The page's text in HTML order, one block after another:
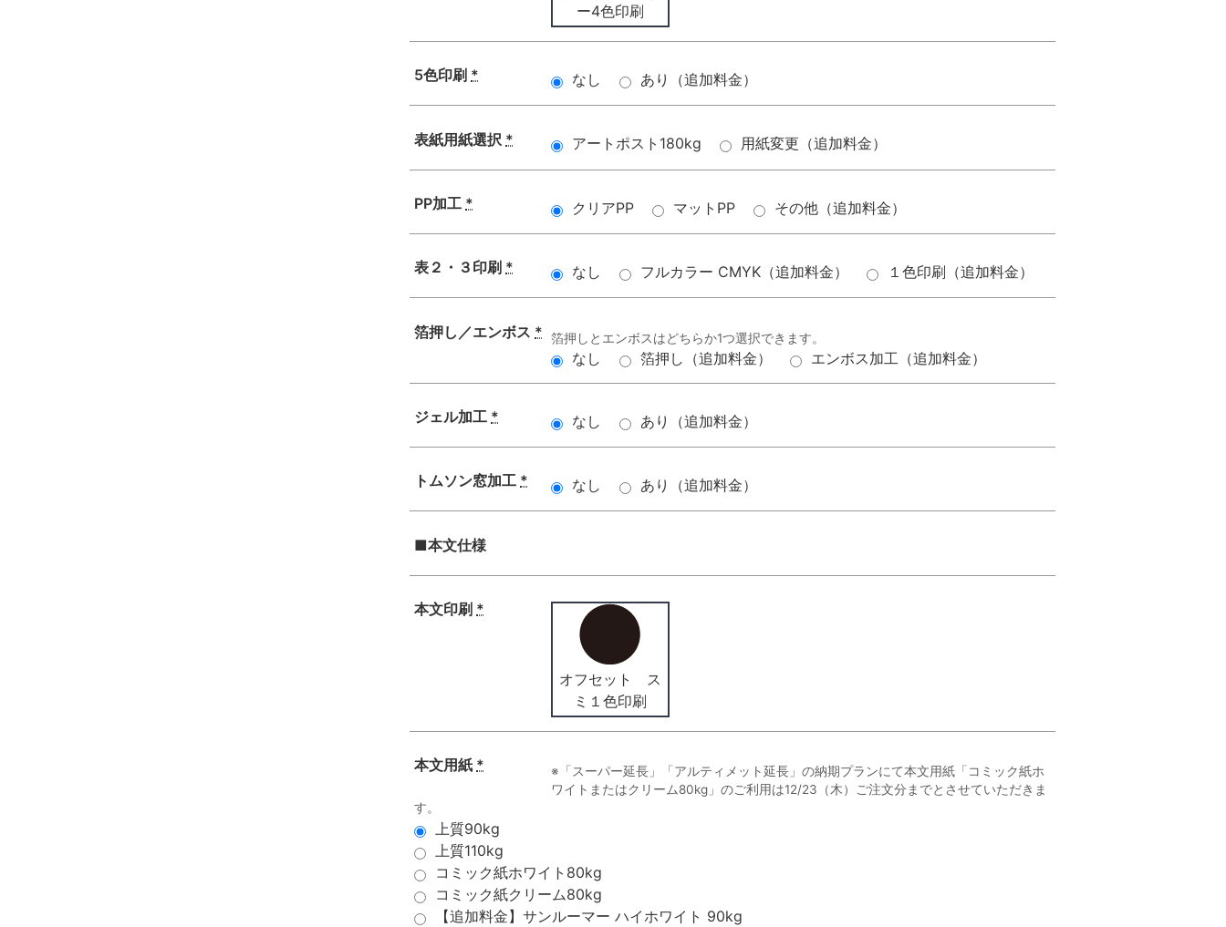
ー4色印刷
5色印刷 * なし あり（追加料金）
表紙用紙選択 * アートポスト180kg 用紙変更（追加料金）
PP加工 * クリアPP マットPP その他（追加料金）
表２・３印刷 * なし フルカラー CMYK（追加料金） １色印刷（追加料金）
箔押し／エンボス * 箔押しとエンボスはどちらか1つ選択できます。
なし 箔押し（追加料金） エンボス加工（追加料金）
ジェル加工 * なし あり（追加料金）
トムソン窓加工 * なし あり（追加料金）
■本文仕様
本文印刷 *
オフセット ス
ミ１色印刷
本文用紙 *
※「スーパー延長」「アルティメット延長」の納期プランにて本文用紙「コミック紙ホ
ワイトまたはクリーム80kg」のご利用は12/23（木）ご注文分までとさせていただきま
す。
上質90kg
上質110kg
コミック紙ホワイト80kg
コミック紙クリーム80kg
【追加料金】サンルーマー ハイホワイト 90kg